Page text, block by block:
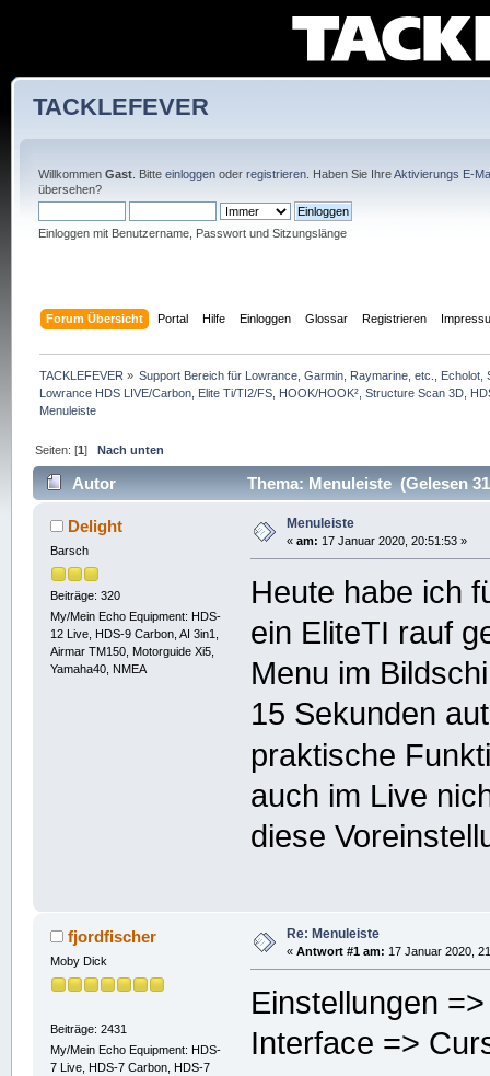
TACKLEFEVER
Willkommen Gast. Bitte einloggenoder registrieren. Haben Sie IhreAktivierungs E-
übersehen?
Einloggen mit Benutzername, Passwort und Sitzungslänge
Forum Übersicht Portal Hilfe Einloggen Glossar Registrieren
TACKLEFEVER » Support Bereich für Lowrance, Garmin, Raymarine, etc.,
Lowrance HDS LIVE/Carbon, Elite Ti/TI2/FS, HOOK/HOOK², Structure Scan 3D,
Menuleiste
Seiten: [1]Nach unten
Autor Thema: Menuleiste (Gelesen
Delight
Barsch
Beiträge: 320
My/Mein Echo Equipment: HDS-
12 Live, HDS-9 Carbon, AI 3in1,
Airmar TM150, Motorguide Xi5,
Yamaha40, NMEA
Menuleiste
« am: 17 Januar 2020, 20:51:53 »
Heute habe ich
ein EliteTI rauf
Menu im
15 Sekunden
praktische
auch im Live
diese
fjordfischer
Moby Dick
Beiträge: 2431
My/Mein Echo Equipment: HDS-
7 Live, HDS-7 Carbon, HDS-7
Re: Menuleiste
« Antwort #1 am: 17 Januar 2020,
Einstellungen
Interface =>